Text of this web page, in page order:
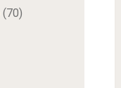
(70)